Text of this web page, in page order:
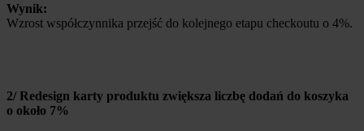
Wynik:
Wzrost współczynnika przejść do kolejnego etapu checkoutu o 4%.
2/ Redesign karty produktu zwiększa liczbę dodań do koszyka
o około 7%